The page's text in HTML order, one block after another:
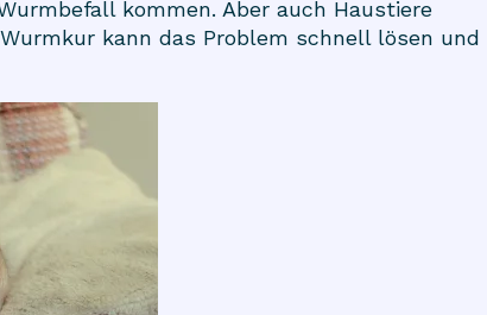
kommen. Aber auch Haustiere
Wurmkur kann das Problem schnell lösen und